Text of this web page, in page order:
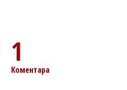
1
Коментара